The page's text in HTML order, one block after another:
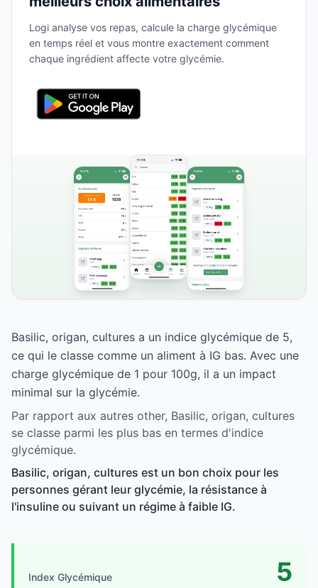
Logi analyse vos repas, calcule la charge glycémique
en temps réel et vous montre exactement comment
chaque ingrédient affecte votre glycémie.
Basilic, origan, cultures a un indice glycémique de 5,
ce qui le classe comme un aliment à IG bas. Avec une
charge glycémique de 1 pour 100g, il a un impact
minimal sur la glycémie.
Par rapport aux autres other, Basilic, origan, cultures
se classe parmi les plus bas en termes d'indice
glycémique.
Basilic, origan, cultures est un bon choix pour les
personnes gérant leur glycémie, la résistance à
l'insuline ou suivant un régime à faible IG.
Index Glycémique 5